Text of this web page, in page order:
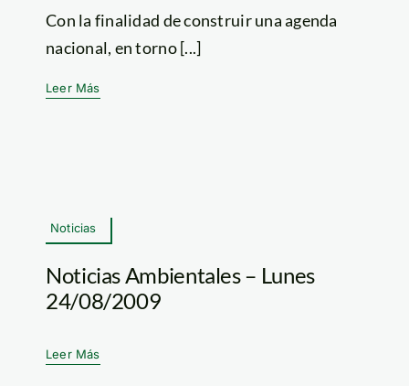
Con la finalidad de construir una agenda
nacional, en torno [...]
Leer Más
Noticias
Noticias Ambientales – Lunes
24/08/2009
Leer Más